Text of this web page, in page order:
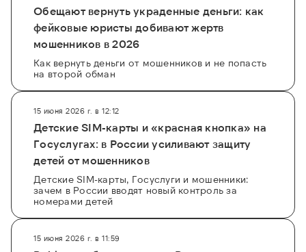
Обещают вернуть украденные деньги: как
фейковые юристы добивают жертв
мошенников в 2026
Как вернуть деньги от мошенников и не попасть
на второй обман
15 июня 2026 г. в 12:12
Детские SIM-карты и «красная кнопка» на
Госуслугах: в России усиливают защиту
детей от мошенников
Детские SIM-карты, Госуслуги и мошенники:
зачем в России вводят новый контроль за
номерами детей
15 июня 2026 г. в 11:59